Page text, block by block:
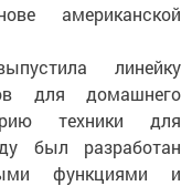
американской
линейку
для домашнего
техники для
был разработан
функциями и